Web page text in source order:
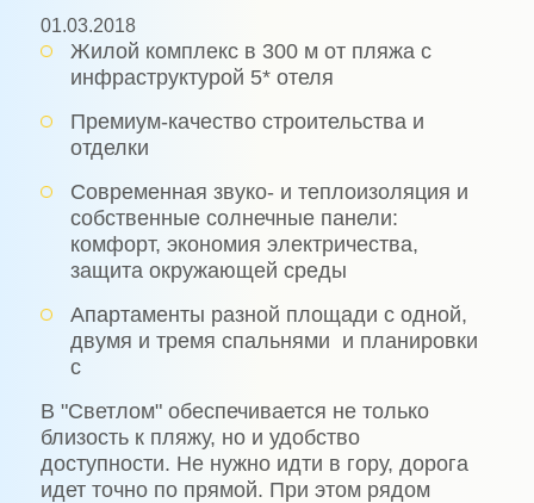
01.03.2018
Жилой комплекс в 300 м от пляжа с
инфраструктурой 5* отеля
Премиум-качество строительства и
отделки
Современная звуко- и теплоизоляция и
собственные солнечные панели:
комфорт, экономия электричества,
защита окружающей среды
Апартаменты разной площади с одной,
двумя и тремя спальнями и планировки
с
В "Светлом" обеспечивается не только
близость к пляжу, но и удобство
доступности. Не нужно идти в гору, дорога
идет точно по прямой. При этом рядом